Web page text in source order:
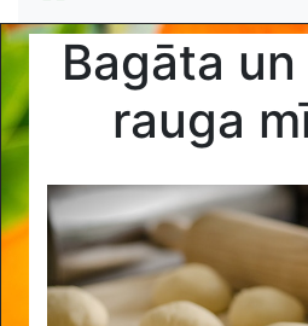
Bagāta
rauga